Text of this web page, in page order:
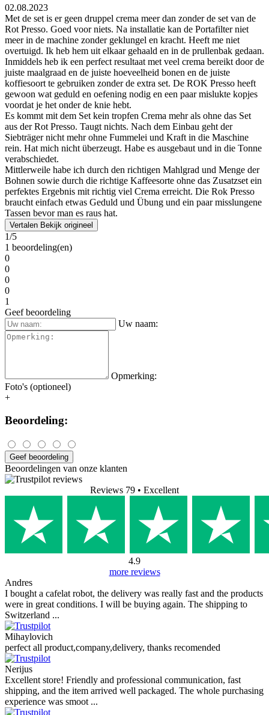
02.08.2023
Met de set is er geen druppel crema meer dan zonder de set van de
Rot Presso. Goed voor niets. Na installatie kan de Portafilter niet
meer in de machine zonder geklungel en kracht. Heeft me niet
overtuigd. Ik heb hem uit elkaar gehaald en in de prullenbak gedaan.
Inmiddels heb ik een perfect resultaat met veel crema bereikt door de
juiste maalgraad en de juiste hoeveelheid bonen en de juiste
koffiesoort te gebruiken zonder de extra set. De ROK Presso heeft
gewoon wat geduld en oefening nodig en een paar mislukte kopjes
voordat je het onder de knie hebt.
Es kommt mit dem Set kein tropfen Crema mehr als ohne das Set
aus der Rot Presso. Taugt nichts. Nach dem Einbau geht der
Siebträger nicht mehr ohne Fummelei und Kraft in die Maschine
rein. Hat mich nicht überzeugt. Habe es ausgebaut und in die Tonne
verabschiedet.
Mittlerweile habe ich durch den richtigen Mahlgrad und Menge der
Bohnen sowie durch die richtige Kaffeesorte ohne das Zusatzset ein
perfektes Ergebnis mit richtig viel Crema erreicht. Die Rok Presso
braucht einfach etwas Geduld und Übung und ein paar misslungene
Tassen bevor man es raus hat.
Vertalen Bekijk origineel
1/5
1 beoordeling(en)
0
0
0
0
1
Geef beoordeling
Uw naam:
Opmerking:
Foto's (optioneel)
+
Beoordeling:
Geef beoordeling
Beoordelingen van onze klanten
Reviews 79 • Excellent
4.9
more reviews
Andres
I bought a cafelat robot, the delivery was really fast and the products
were in great conditions. I will be buying again. The shipping to
Switzerland ...
Mihaylovich
perfect all product,company,delivery, thanks recomended
Nerijus
Excellent store! Friendly and professional communication, fast
shipping, and the item arrived well packaged. The whole purchasing
experience was smoot ...